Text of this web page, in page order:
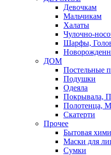
Девочкам
Мальчикам
Халаты
Чулочно-
Шарфы,
ДОМ
Постельные
Подушки
Одеяла
Покрывала,
Полотенца,
Скатерти
Прочее
Бытовая
Маски для
Сумки